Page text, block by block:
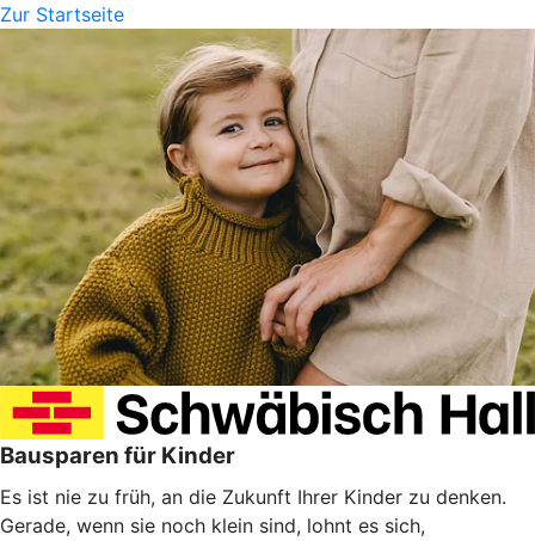
Zur Startseite
Bausparen für Kinder
Es ist nie zu früh, an die Zukunft Ihrer Kinder zu denken.
Gerade, wenn sie noch klein sind, lohnt es sich,